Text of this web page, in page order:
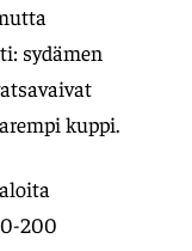
sydämen
kuppi.
200